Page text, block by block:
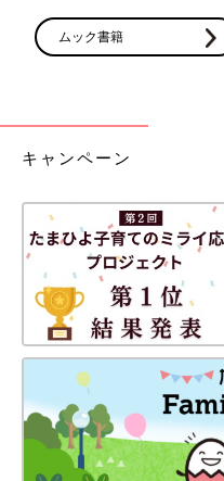
ムック書籍
キャンペーン